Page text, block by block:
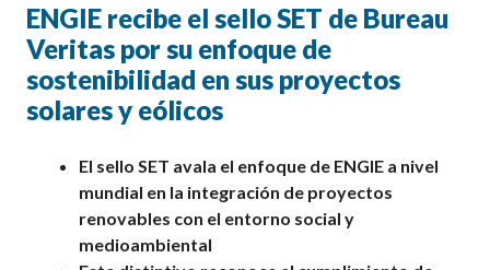
ENGIE recibe el selloSET de Bureau
Veritas por su enfoque de
sostenibilidad ensus proyectos
solares y eólicos
El sello SET avala el enfoque de ENGIE a nivel
mundial en la integración de proyectos
renovables con el entorno social y
medioambiental